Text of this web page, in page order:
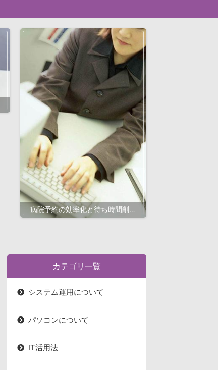
病院予約の効率化と待ち時間削減
カテゴリ一覧
システム運用について
パソコンについて
IT活用法